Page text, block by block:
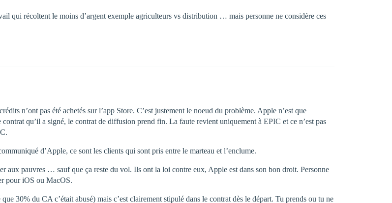
qui récoltent le moins d’argent exemple agriculteurs vs distribution … mais personne ne considère ces
n’ont pas été achetés sur l’app Store. C’est justement le noeud du problème. Apple n’est que
qu’il a signé, le contrat de diffusion prend fin. La faute revient uniquement à EPIC et ce n’est pas
d’Apple, ce sont les clients qui sont pris entre le marteau et l’enclume.
aux pauvres … sauf que ça reste du vol. Ils ont la loi contre eux, Apple est dans son bon droit. Personne
pour iOS ou MacOS.
30% du CA c’était abusé) mais c’est clairement stipulé dans le contrat dès le départ. Tu prends ou tu ne